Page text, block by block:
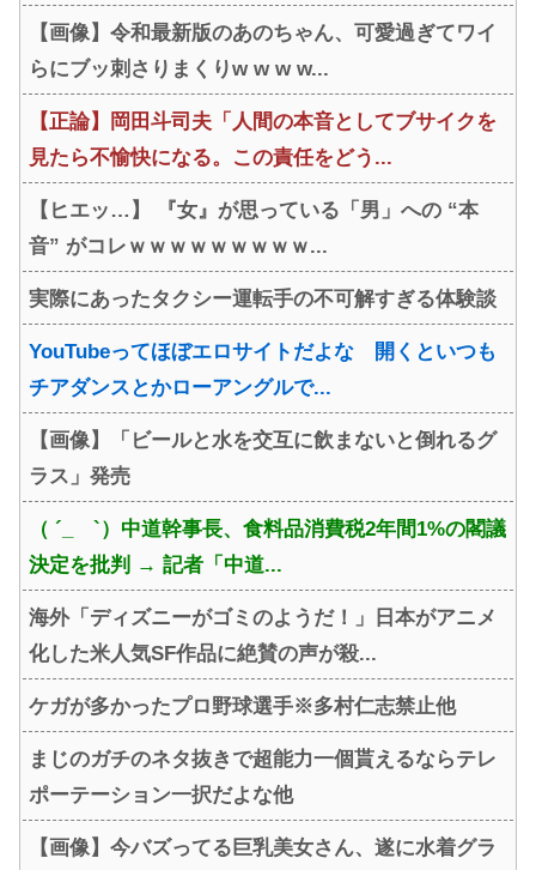
【画像】令和最新版のあのちゃん、可愛過ぎてワイ
らにブッ刺さりまくりw w w w...
【正論】岡田斗司夫「人間の本音としてブサイクを
見たら不愉快になる。この責任をどう...
【ヒエッ…】 『女』が思っている「男」への “本
音” がコレｗｗｗｗｗｗｗｗｗ...
実際にあったタクシー運転手の不可解すぎる体験談
YouTubeってほぼエロサイトだよな 開くといつも
チアダンスとかローアングルで...
【画像】「ビールと水を交互に飲まないと倒れるグ
ラス」発売
（ ´_ゝ`）中道幹事長、食料品消費税2年間1%の閣議
決定を批判 → 記者「中道...
海外「ディズニーがゴミのようだ！」日本がアニメ
化した米人気SF作品に絶賛の声が殺...
ケガが多かったプロ野球選手※多村仁志禁止他
まじのガチのネタ抜きで超能力一個貰えるならテレ
ポーテーション一択だよな他
【画像】今バズってる巨乳美女さん、遂に水着グラ